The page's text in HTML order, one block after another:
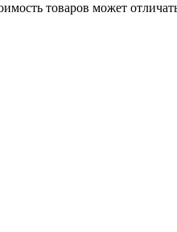
товаров может